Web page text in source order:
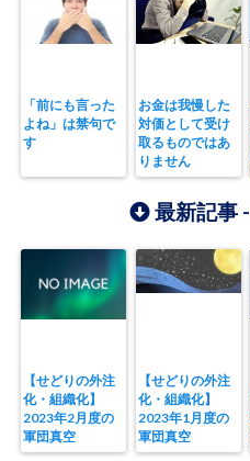
「前にも言った
よね」は禁句で
す
お金は我慢した
対価として受け
取るものではあ
りません
最新記事 -
【せどりの外注
化・組織化】
2023年2月度の
軍団真空
【せどりの外注
化・組織化】
2023年1月度の
軍団真空